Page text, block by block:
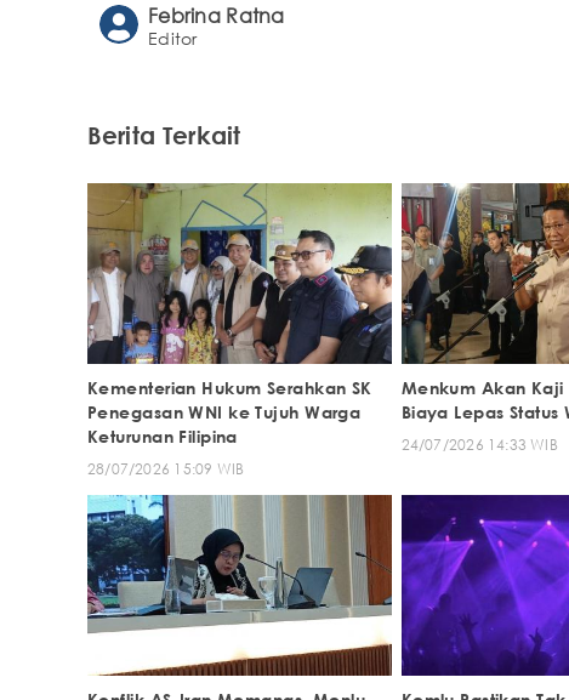
Febrina Ratna
Editor
Berita Terkait
Kementerian Hukum Serahkan SK
Penegasan WNI ke Tujuh Warga
Keturunan Filipina
28/07/2026 15:09 WIB
Menkum Akan Kaji
Biaya Lepas Status
24/07/2026 14:33 WIB